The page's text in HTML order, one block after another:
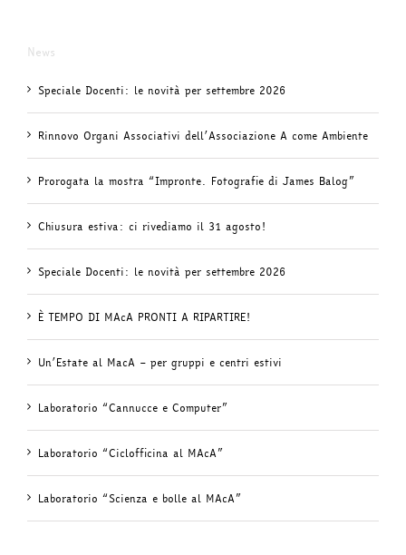
News
Speciale Docenti: le novità per settembre 2026
Rinnovo Organi Associativi dell’Associazione A come Ambiente
Prorogata la mostra “Impronte. Fotografie di James Balog”
Chiusura estiva: ci rivediamo il 31 agosto!
Speciale Docenti: le novità per settembre 2026
È TEMPO DI MAcA PRONTI A RIPARTIRE!
Un’Estate al MacA – per gruppi e centri estivi
Laboratorio “Cannucce e Computer”
Laboratorio “Ciclofficina al MAcA”
Laboratorio “Scienza e bolle al MAcA”